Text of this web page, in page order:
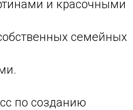
и красочными
семейных
по созданию